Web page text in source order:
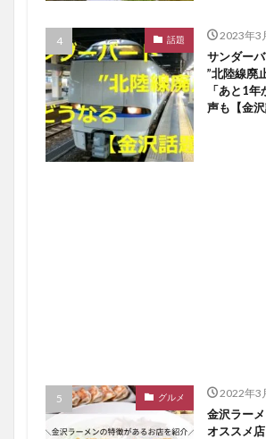
話題 2023年3
サンダー
”北陸線廃
「あと1
声も【金沢
グルメ 2022年3
金沢ラー
オススメ